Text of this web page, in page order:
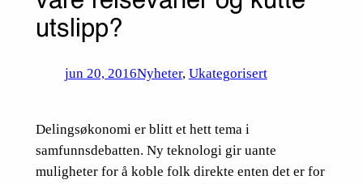
utslipp?
jun 20, 2016Nyheter, Ukategorisert
Delingsøkonomi er blitt et hett tema i
samfunnsdebatten. Ny teknologi gir uante
muligheter for å koble folk direkte enten det er for